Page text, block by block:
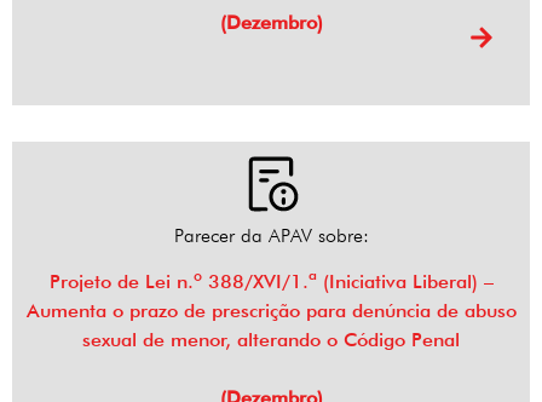
(Dezembro)
Parecer da APAV sobre:
Projeto de Lei n.º 388/XVI/1.ª (Iniciativa Liberal) –
Aumenta o prazo de prescrição para denúncia de abuso
sexual de menor, alterando o Código Penal